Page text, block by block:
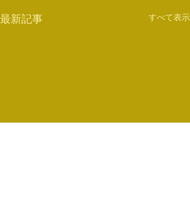
最新記事 すべて表示